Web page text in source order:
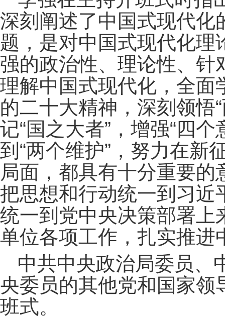
深刻阐述了中国式现代化
题，是对中国式现代化
强的政治性、理论性、
理解中国式现代化，全面
的二十大精神，深刻领悟
记“国之大者”，增强“四
到“两个维护”，努力在新
局面，都具有十分重要
把思想和行动统一到习近
统一到党中央决策部署上
单位各项工作，扎实推进
中共中央政治局委员、
央委员的其他党和国家
班式。